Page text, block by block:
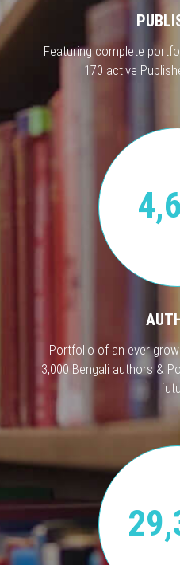
Featuring complete
170 active
Portfolio of an ever
3,000 Bengali authors &